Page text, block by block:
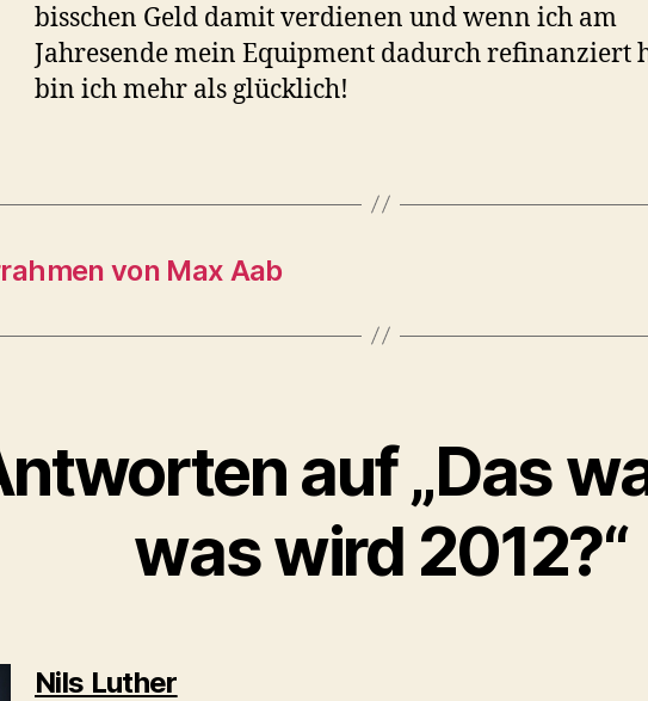
bisschen Geld damit verdienen und wenn ich am
Jahresende mein Equipment dadurch refinanziert
bin ich mehr als glücklich!
von Max Aab
auf „Das
was wird 2012?“
Nils Luthersagt: